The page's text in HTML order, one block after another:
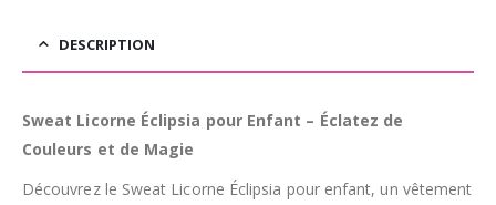
DESCRIPTION
Sweat Licorne Éclipsia pour Enfant – Éclatez de
Couleurs et de Magie
Découvrez le Sweat Licorne Éclipsia pour enfant, un vêtement